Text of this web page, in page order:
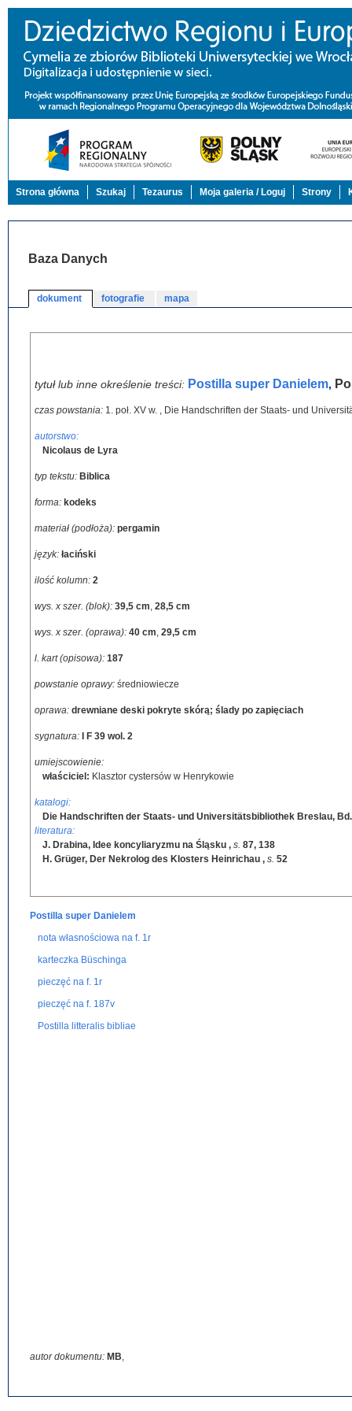
Strona główna Szukaj Tezaurus Moja galeria / Loguj Strony
Baza Danych
dokument fotografie mapa
tytuł lub inne określenie treści: Postilla super Danielem,
czas powstania: 1. poł. XV w. , Die Handschriften der Staats- und
autorstwo:
Nicolaus de Lyra
typ tekstu: Biblica
forma: kodeks
materiał (podłoża): pergamin
język: łaciński
ilość kolumn: 2
wys. x szer. (blok): 39,5 cm, 28,5 cm
wys. x szer. (oprawa): 40 cm, 29,5 cm
l. kart (opisowa): 187
powstanie oprawy: średniowiecze
oprawa: drewniane deski pokryte skórą; ślady po zapięciach
sygnatura: I F 39 wol. 2
umiejscowienie:
właściciel: Klasztor cystersów w Henrykowie
katalogi:
Die Handschriften der Staats- und Universitätsbibliothek Breslau,
literatura:
J. Drabina, Idee koncyliaryzmu na Śląsku , s. 87, 138
H. Grüger, Der Nekrolog des Klosters Heinrichau , s. 52
Postilla super Danielem
nota własnościowa na f. 1r
karteczka Büschinga
pieczęć na f. 1r
pieczęć na f. 187v
Postilla litteralis bibliae
autor dokumentu: MB,